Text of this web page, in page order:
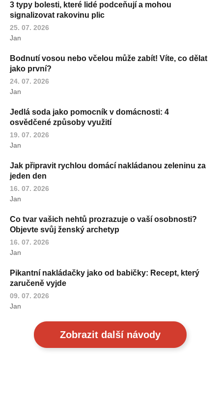
3 typy bolesti, které lidé podceňují a mohou
signalizovat rakovinu plic
25. 07. 2026
Jan
Bodnutí vosou nebo včelou může zabít! Víte, co dělat
jako první?
24. 07. 2026
Jan
Jedlá soda jako pomocník v domácnosti: 4
osvědčené způsoby využití
19. 07. 2026
Jan
Jak připravit rychlou domácí nakládanou zeleninu za
jeden den
16. 07. 2026
Jan
Co tvar vašich nehtů prozrazuje o vaší osobnosti?
Objevte svůj ženský archetyp
16. 07. 2026
Jan
Pikantní nakládačky jako od babičky: Recept, který
zaručeně vyjde
09. 07. 2026
Jan
Zobrazit další návody